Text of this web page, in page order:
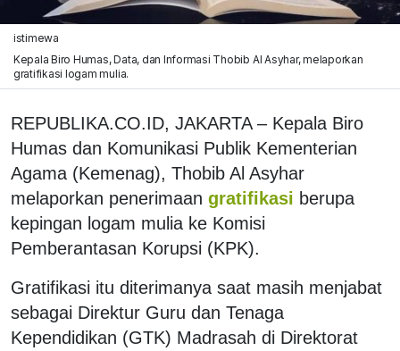
istimewa
Kepala Biro Humas, Data, dan Informasi Thobib Al Asyhar, melaporkan
gratifikasi logam mulia.
REPUBLIKA.CO.ID, JAKARTA – Kepala Biro
Humas dan Komunikasi Publik Kementerian
Agama (Kemenag), Thobib Al Asyhar
melaporkan penerimaan gratifikasi berupa
kepingan logam mulia ke Komisi
Pemberantasan Korupsi (KPK).
Gratifikasi itu diterimanya saat masih menjabat
sebagai Direktur Guru dan Tenaga
Kependidikan (GTK) Madrasah di Direktorat